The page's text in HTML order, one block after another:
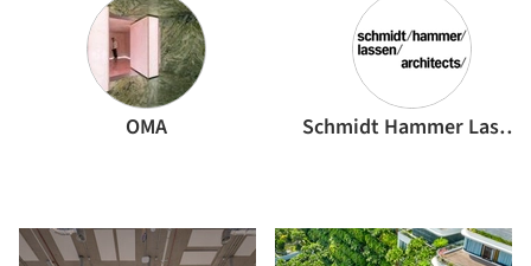
OMA Schmidt Hammer Lassen Architects